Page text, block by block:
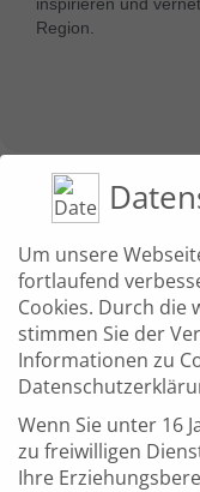
inspirieren und
Region.
(Dienstag)8:30–10:30
Zentrum
Danziger Straße 6,
Um unsere
fortlaufend
Cookies. Durch die
stimmen Sie der
Informationen zu
Wenn Sie unter 16
zu freiwilligen
Ihre